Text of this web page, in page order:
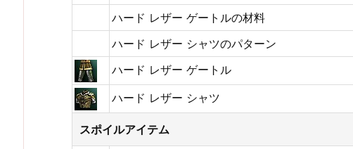
ハード レザー ゲートルの材料
ハード レザー シャツのパターン
ハード レザー ゲートル
ハード レザー シャツ
スポイルアイテム